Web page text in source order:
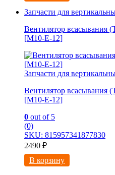
Запчасти для
Вентилятор всасывания
[M10-E-12]
Запчасти для
Вентилятор всасывания
[M10-E-12]
0 out of 5
(0)
SKU: 815957341877830
2490 ₽
В корзину